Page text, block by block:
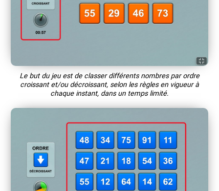
Le but du jeu est de classer différents nombres par ordre
croissant et/ou décroissant, selon les règles en vigueur à
chaque instant, dans un temps limité.